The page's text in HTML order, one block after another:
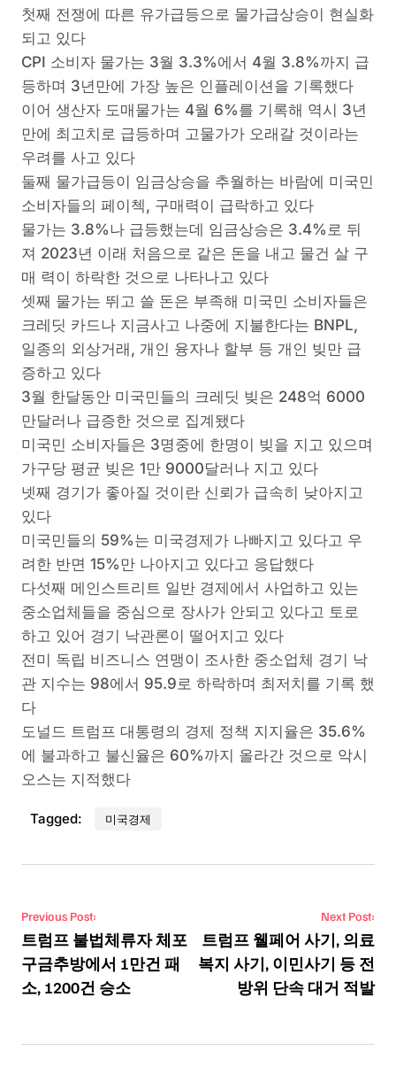
첫째 전쟁에 따른 유가급등으로 물가급상승이 현실화
되고 있다
CPI 소비자 물가는 3월 3.3%에서 4월 3.8%까지 급
등하며 3년만에 가장 높은 인플레이션을 기록했다
이어 생산자 도매물가는 4월 6%를 기록해 역시 3년
만에 최고치로 급등하며 고물가가 오래갈 것이라는
우려를 사고 있다
둘째 물가급등이 임금상승을 추월하는 바람에 미국민
소비자들의 페이첵, 구매력이 급락하고 있다
물가는 3.8%나 급등했는데 임금상승은 3.4%로 뒤
져 2023년 이래 처음으로 같은 돈을 내고 물건 살 구
매 력이 하락한 것으로 나타나고 있다
셋째 물가는 뛰고 쓸 돈은 부족해 미국민 소비자들은
크레딧 카드나 지금사고 나중에 지불한다는 BNPL,
일종의 외상거래, 개인 융자나 할부 등 개인 빚만 급
증하고 있다
3월 한달동안 미국민들의 크레딧 빚은 248억 6000
만달러나 급증한 것으로 집계됐다
미국민 소비자들은 3명중에 한명이 빚을 지고 있으며
가구당 평균 빚은 1만 9000달러나 지고 있다
넷째 경기가 좋아질 것이란 신뢰가 급속히 낮아지고
있다
미국민들의 59%는 미국경제가 나빠지고 있다고 우
려한 반면 15%만 나아지고 있다고 응답했다
다섯째 메인스트리트 일반 경제에서 사업하고 있는
중소업체들을 중심으로 장사가 안되고 있다고 토로
하고 있어 경기 낙관론이 떨어지고 있다
전미 독립 비즈니스 연맹이 조사한 중소업체 경기 낙
관 지수는 98에서 95.9로 하락하며 최저치를 기록 했
다
도널드 트럼프 대통령의 경제 정책 지지율은 35.6%
에 불과하고 불신율은 60%까지 올라간 것으로 악시
오스는 지적했다
Tagged: 미국경제
Post navigation
Previous Post:
트럼프 불법체류자 체포
구금추방에서 1만건 패
소, 1200건 승소
Next Post:
트럼프 웰페어 사기, 의료
복지 사기, 이민사기 등 전
방위 단속 대거 적발